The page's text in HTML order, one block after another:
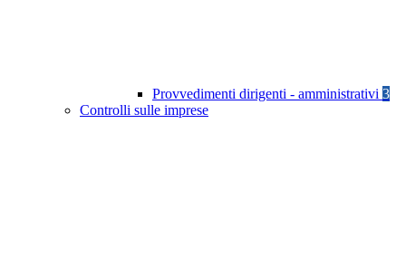
Provvedimenti dirigenti - amministrativi 3
Controlli sulle imprese